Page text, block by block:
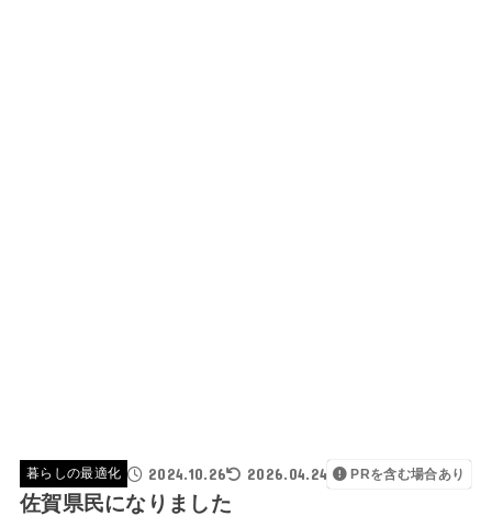
暮らしの最適化 2024.10.26 2026.04.24 PRを含む場合あり
佐賀県民になりました